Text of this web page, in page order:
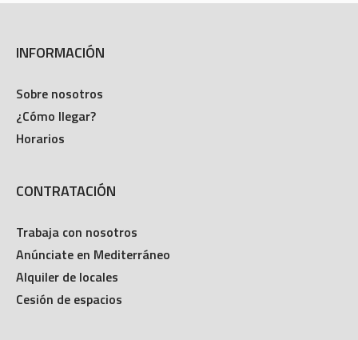
INFORMACIÓN
Sobre nosotros
¿Cómo llegar?
Horarios
CONTRATACIÓN
Trabaja con nosotros
Anúnciate en Mediterráneo
Alquiler de locales
Cesión de espacios